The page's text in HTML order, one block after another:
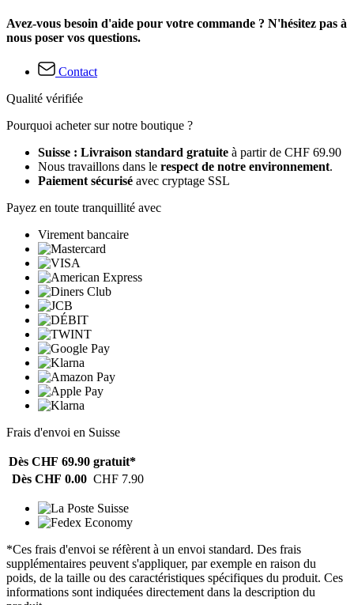
Avez-vous besoin d'aide pour votre commande ? N'hésitez pas à
nous poser vos questions.
Contact
Qualité vérifiée
Pourquoi acheter sur notre boutique ?
Suisse : Livraison standard gratuite à partir de CHF 69.90
Nous travaillons dans le respect de notre environnement.
Paiement sécurisé avec cryptage SSL
Payez en toute tranquillité avec
Virement bancaire
Frais d'envoi en Suisse
Dès CHF 69.90 gratuit*
Dès CHF 0.00 CHF 7.90
*Ces frais d'envoi se réfèrent à un envoi standard. Des frais
supplémentaires peuvent s'appliquer, par exemple en raison du
poids, de la taille ou des caractéristiques spécifiques du produit. Ces
informations sont indiquées directement dans la description du